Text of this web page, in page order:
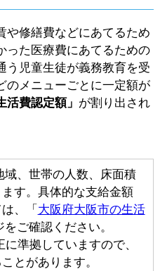
や修繕費などにあてるため
った医療費にあてるための
う児童生徒が義務教育を受
のメニューごとに一定額が
活費認定額」 が割り出され
域、世帯の人数、床面積
す。具体的な支給金額
、「 大阪府大阪市の生活
ご確認ください。
準拠していますので、
とがあります。